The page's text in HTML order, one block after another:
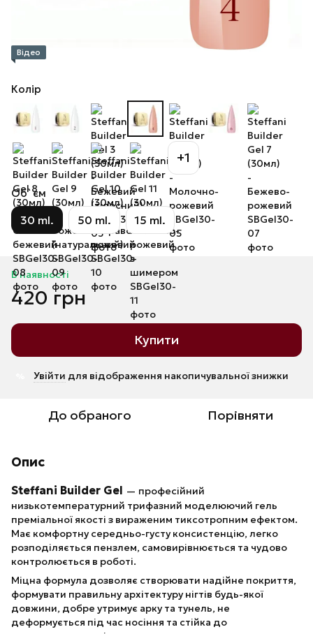
Відео
Колір
+1
Об`єм
30 ml. 50 ml. 15 ml.
В наявності
420 грн
Купити
Увійти для відображення накопичувальної знижки
До обраного Порівняти
Опис
Steffani Builder Gel — професійний
низькотемпературний трифазний моделюючий гель
преміальної якості з вираженим тиксотропним ефектом.
Має комфортну середньо-густу консистенцію, легко
розподіляється пензлем, самовирівнюється та чудово
контролюється в роботі.
Міцна формула дозволяє створювати надійне покриття,
формувати правильну архітектуру нігтів будь-якої
довжини, добре утримує арку та тунель, не
деформується під час носіння та стійка до